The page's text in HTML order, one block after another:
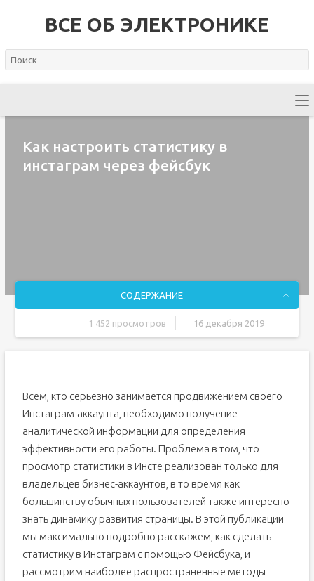
ВСЕ ОБ ЭЛЕКТРОНИКЕ
Как настроить статистику в
инстаграм через фейсбук
СОДЕРЖАНИЕ
1 452 просмотров 16 декабря 2019
Как получать аналитику простого аккаунта в Инстаграм
Как подключить статистику в Инстаграм через публичную
страницу в Фейсбук
Как собирать статистику в Инстаграме с помощью
специализированных сервисов
Popsters
Picalytics
Заключение
Как включить статистику в Инстаграме: пошаговая
инструкция?
Всем, кто серьезно занимается продвижением своего
Инстаграм-аккаунта, необходимо получение
аналитической информации для определения
эффективности его работы. Проблема в том, что
просмотр статистики в Инсте реализован только для
владельцев бизнес-аккаунтов, в то время как
большинству обычных пользователей также интересно
знать динамику развития страницы. В этой публикации
мы максимально подробно расскажем, как сделать
статистику в Инстаграм с помощью Фейсбука, и
рассмотрим наиболее распространенные методы